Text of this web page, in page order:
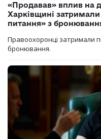
«Продавав» вплив на
Харківщині
питання» з
Правоохоронці затримали
бронювання.